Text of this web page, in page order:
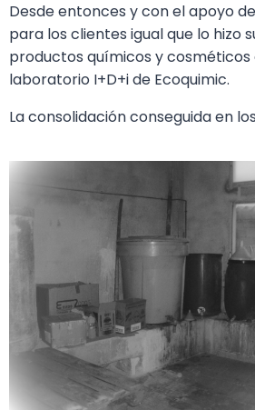
Desde entonces y con el apoyo
para los clientes igual que lo hizo
productos químicos y
laboratorio I+D+i de Ecoquimic.
La consolidación conseguida en